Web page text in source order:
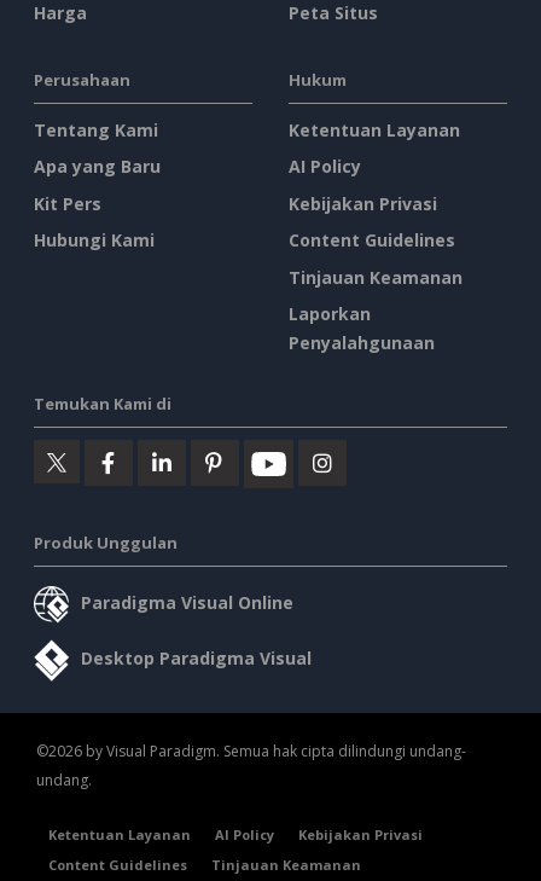
Harga
Peta Situs
Perusahaan
Tentang Kami
Apa yang Baru
Kit Pers
Hubungi Kami
Hukum
Ketentuan Layanan
AI Policy
Kebijakan Privasi
Content Guidelines
Tinjauan Keamanan
Laporkan
Penyalahgunaan
Temukan Kami di
Produk Unggulan
Paradigma Visual Online
Desktop Paradigma Visual
©2026 by Visual Paradigm. Semua hak cipta dilindungi undang-
undang.
Ketentuan Layanan AI Policy
Kebijakan Privasi
Content Guidelines
Tinjauan Keamanan